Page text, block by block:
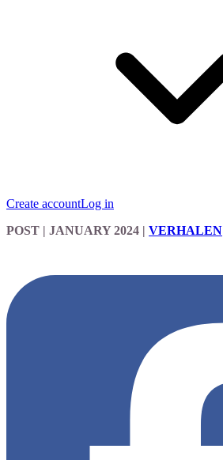
Create accountLog in
POST | JANUARY 2024 | VERHALEN